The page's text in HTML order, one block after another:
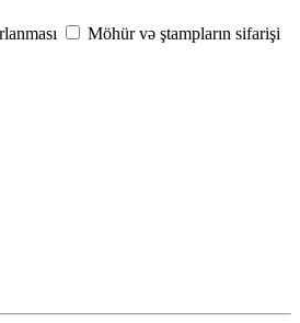
Möhür və ştampların sifarişi